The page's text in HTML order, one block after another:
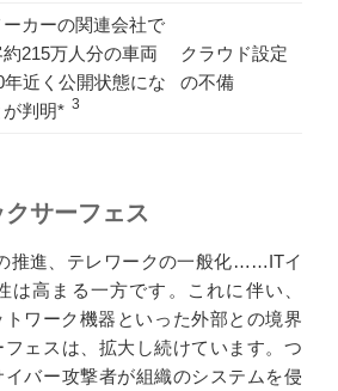
カーの関連会社で
215万人分の車両
近く公開状態にな
が判明* 3
クラウド設定
の不備
サーフェス
推進、テレワークの一般化……ITイ
は高まる一方です。これに伴い、
ワーク機器といった外部との境界
ェスは、拡大し続けています。つ
イバー攻撃者が組織のシステムを侵